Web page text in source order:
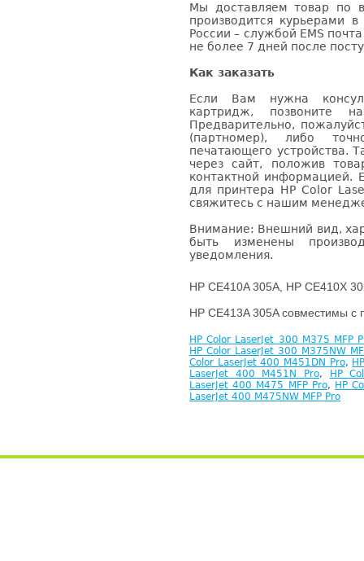
Мы доставляем товар по
производится курьерами
России – службой EMS
не более 7 дней после
Как заказать
Если Вам нужна
картридж, позвоните
Предварительно,
(партномер), либо
печатающего устройства.
через сайт, положив
контактной информацией.
для принтера HP Color
свяжитесь с нашим
Внимание: Внешний вид,
быть изменены
уведомления.
HP CE410A 305A, HP CE410X
HP CE413A 305A совместимы с
HP Color LaserJet 300 M375 MFP
HP Color LaserJet 300 M375NW
Color LaserJet 400 M451DN Pro,
LaserJet 400 M451N Pro,
HP
LaserJet 400 M475 MFP Pro, HP
LaserJet 400 M475NW MFP Pro